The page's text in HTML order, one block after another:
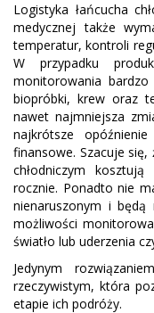
Logistyka łańcucha
medycznej także
temperatur, kontroli
W przypadku
monitorowania
biopróbki, krew oraz
nawet najmniejsza
najkrótsze
finansowe. Szacuje
chłodniczym
rocznie. Ponadto nie
nienaruszonym i będą
możliwości
światło lub uderzenia
Jedynym
rzeczywistym, która
etapie ich podróży.